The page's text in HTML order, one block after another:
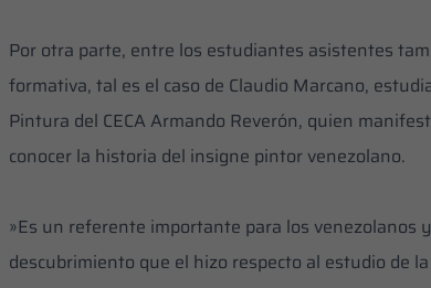
‎Por otra parte, entre los estudiantes asistentes
formativa, tal es el caso de Claudio Marcano,
Pintura del CECA Armando Reverón, quien
conocer la historia del insigne pintor venezolano.
‎»Es un referente importante para los venezolanos
descubrimiento que el hizo respecto al estudio de